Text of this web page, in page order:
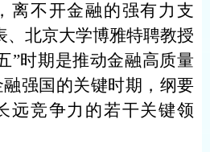
离不开金融的强有力支
、北京大学博雅特聘教授
”时期是推动金融高质量
强国的关键时期，纲要
远竞争力的若干关键领